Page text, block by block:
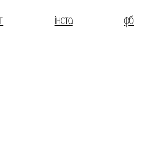
інста фб